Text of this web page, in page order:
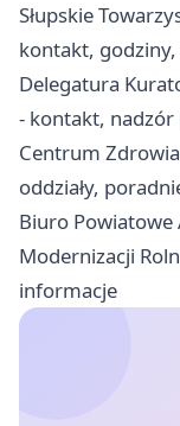
Słupskie
kontakt,
Delegatura
- kontakt, nadzór
Centrum
oddziały,
Biuro Powiatowe
Modernizacji
informacje